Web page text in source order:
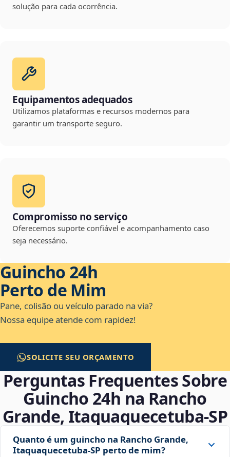
solução para cada ocorrência.
Equipamentos adequados
Utilizamos plataformas e recursos modernos para
garantir um transporte seguro.
Compromisso no serviço
Oferecemos suporte confiável e acompanhamento caso
seja necessário.
Guincho 24h
Perto de Mim
Pane, colisão ou veículo parado na via?
Nossa equipe atende com rapidez!
SOLICITE SEU ORÇAMENTO
Perguntas Frequentes Sobre
Guincho 24h na Rancho
Grande, Itaquaquecetuba‑SP
Quanto é um guincho na Rancho Grande,
Itaquaquecetuba‑SP perto de mim?